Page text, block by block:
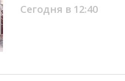
Сегодня в 12:40